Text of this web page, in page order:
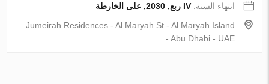
انتهاء السنة:IV ربع, 2030, على الخارطة
Jumeirah Residences - Al Maryah St - Al Maryah Island
- Abu Dhabi - UAE